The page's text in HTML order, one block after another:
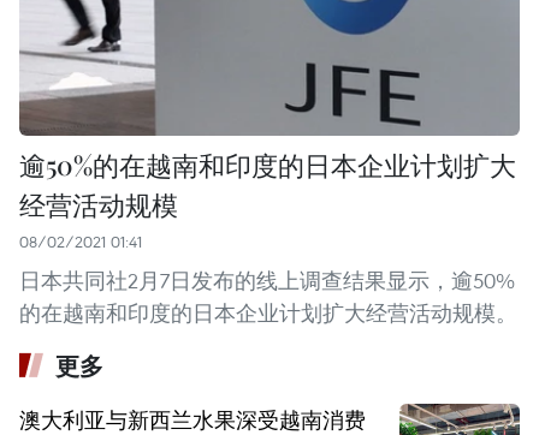
逾50%的在越南和印度的日本企业计划扩大
经营活动规模
08/02/2021 01:41
日本共同社2月7日发布的线上调查结果显示，逾50%
的在越南和印度的日本企业计划扩大经营活动规模。
更多
澳大利亚与新西兰水果深受越南消费